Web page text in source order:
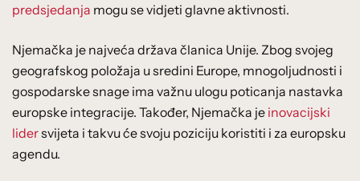
predsjedanja mogu se vidjeti glavne aktivnosti.
Njemačka je najveća država članica Unije. Zbog svojeg
geografskog položaja u sredini Europe, mnogoljudnosti i
gospodarske snage ima važnu ulogu poticanja nastavka
europske integracije. Također, Njemačka je inovacijski
lidersvijeta i takvu će svoju poziciju koristiti i za europsku
agendu.